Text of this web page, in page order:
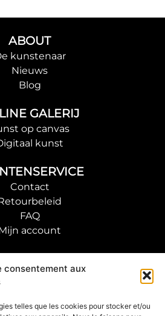
consentement aux
telles que les cookies pour stocker et/ou
ABOUT
kunstenaar
Nieuws
Blog
GALERIJ
op canvas
kunst
Contact
FAQ
account
ONZE NIEUWSBRIEF